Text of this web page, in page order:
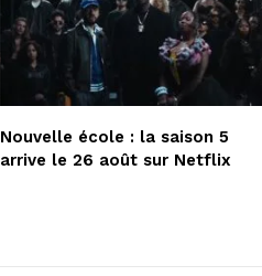
Nouvelle école : la saison 5
arrive le 26 août sur Netflix